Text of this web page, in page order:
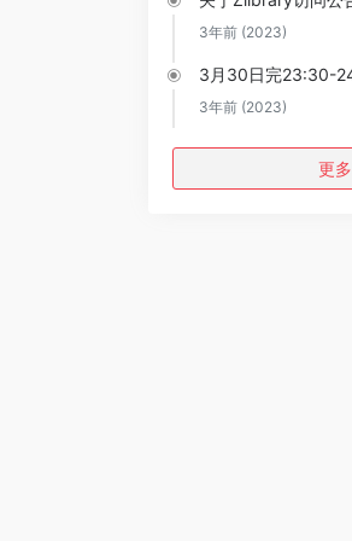
3年前 (2023)
3月30日完23:30-
3年前 (2023)
更多